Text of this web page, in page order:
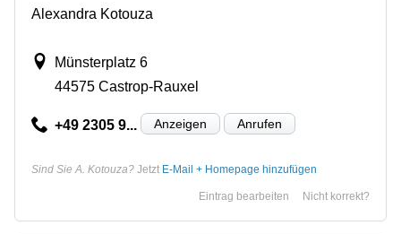
Alexandra Kotouza
Münsterplatz 6
44575 Castrop-Rauxel
+49 2305 9... Anzeigen Anrufen
Sind Sie A. Kotouza? Jetzt E-Mail + Homepage hinzufügen
Nicht korrekt?
Eintrag bearbeiten